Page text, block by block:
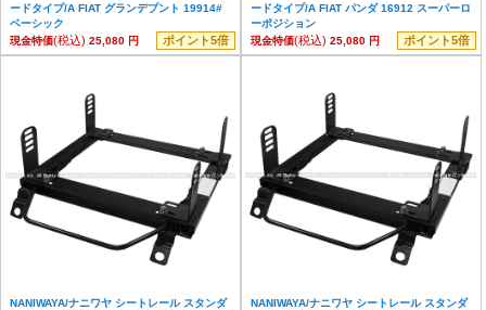
ードタイプ/A FIAT グランデプント 19914#
ベーシック
現金特価(税込) 25,080 円 ポイント5倍
ードタイプ/A FIAT パンダ 16912 スーパーロ
ーポジション
現金特価(税込) 25,080 円 ポイント5倍
NANIWAYA/ナニワヤ シートレール スタンダ
NANIWAYA/ナニワヤ シートレール スタンダ